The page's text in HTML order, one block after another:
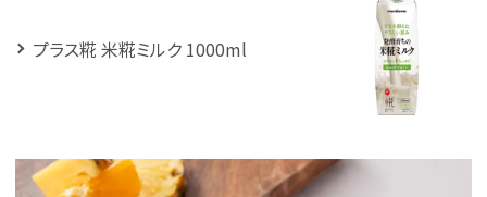
プラス糀 米糀ミルク 1000ml